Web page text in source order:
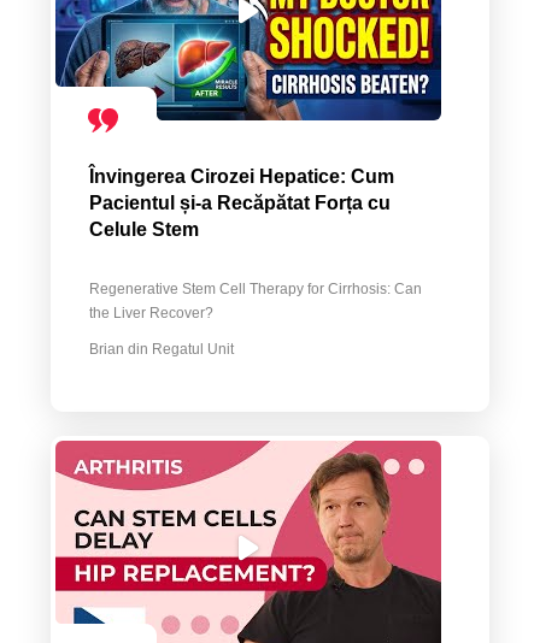
Învingerea Cirozei Hepatice: Cum
Pacientul și-a Recăpătat Forța cu
Celule Stem
Regenerative Stem Cell Therapy for Cirrhosis: Can
the Liver Recover?
Brian din Regatul Unit